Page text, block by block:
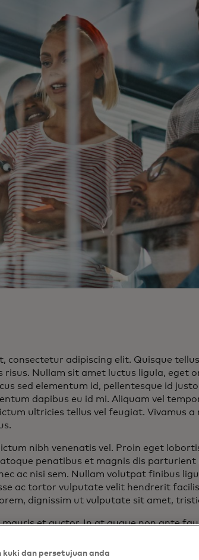
consectetur adipiscing elit. Quisque
risus. Nullam sit amet luctus ligula, eget
sed elementum id, pellentesque id
dapibus eu id mi. Aliquam vel
ultricies tellus vel feugiat. Vivamus a
nibh venenatis vel. Proin eget
penatibus et magnis dis parturient
ac nisi sem. Nullam volutpat finibus
ac tortor vulputate velit hendrerit
dignissim ut vulputate sit amet,
et auctor. In at augue non ante
dapibus ut, rutrum egestas dolor. Ut ut
taciti sociosqu ad litora torquent per
dan persetujuan anda